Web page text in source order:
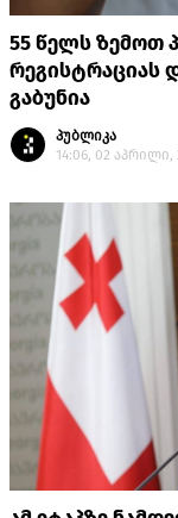
55 წელს ზემოთ
რეგისტრაციას
გაბუნია
პუბლიკა
14:06, 02 აპრილი,